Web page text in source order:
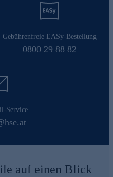
Gebührenfreie EASy-Bestellung
0800 29 88 82
Service
auf einen Blick